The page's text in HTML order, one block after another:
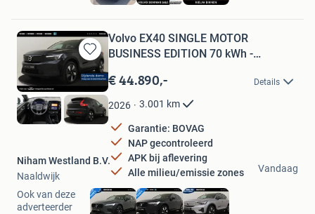
Bewaren
in
Mijn
Favorieten
Volvo EX40 SINGLE MOTOR
BUSINESS EDITION 70 kWh -
€ 44.890,- Details
2026 3.001 km
Garantie: BOVAG
NAP gecontroleerd
APK bij aflevering
Alle milieu/emissie zones
Niham Westland B.V.
Naaldwijk
Vandaag
Ook van deze
adverteerder